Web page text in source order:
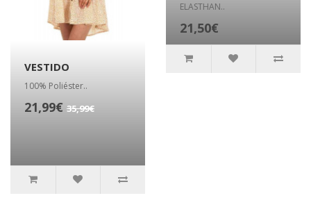
VESTIDO
100% Poliéster..
21,99€ 35,99€
ELASTHAN..
21,50€